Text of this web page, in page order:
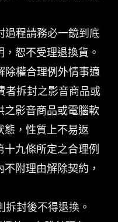
過程請務必一鏡到底
恕不受理退換貨。
權合理例外情事適
者拆封之影音商品或
之影音商品或電腦軟
態，性質上不易返
九條所定之合理例
附理由解除契約，
封後不得退換。